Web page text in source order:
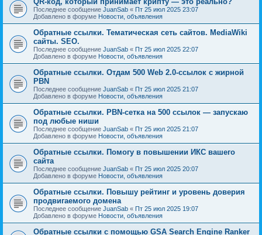
Последнее сообщение JuanSab « Пт 25 июл 2025 23:07
Добавлено в форуме Новости, объявления
Обратные ссылки. Тематическая сеть сайтов. MediaWiki
сайты. SEO.
Последнее сообщение JuanSab « Пт 25 июл 2025 22:07
Добавлено в форуме Новости, объявления
Обратные ссылки. Отдам 500 Web 2.0-ссылок с жирной
PBN
Последнее сообщение JuanSab « Пт 25 июл 2025 21:07
Добавлено в форуме Новости, объявления
Обратные ссылки. PBN-сетка на 500 ссылок — запускаю
под любые ниши
Последнее сообщение JuanSab « Пт 25 июл 2025 21:07
Добавлено в форуме Новости, объявления
Обратные ссылки. Помогу в повышении ИКС вашего
сайта
Последнее сообщение JuanSab « Пт 25 июл 2025 20:07
Добавлено в форуме Новости, объявления
Обратные ссылки. Повышу рейтинг и уровень доверия
продвигаемого домена
Последнее сообщение JuanSab « Пт 25 июл 2025 19:07
Добавлено в форуме Новости, объявления
Обратные ссылки с помощью GSA Search Engine Ranker